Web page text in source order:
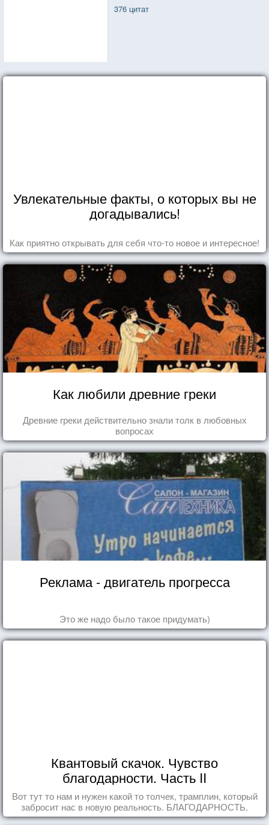
376 цитат
Увлекательные факты, о которых вы не
догадывались!
Как приятно открывать для себя что-то новое и интересное!
Как любили древние греки
Древние греки действительно знали толк в любовных
вопросах
Реклама - двигатель прогресса
Это же надо было такое придумать)
Квантовый скачок. Чувство
благодарности. Часть II
Вот тут то нам и нужен какой то толчек, трамплин, который
забросит нас в новую реальность. БЛАГОДАРНОСТЬ.